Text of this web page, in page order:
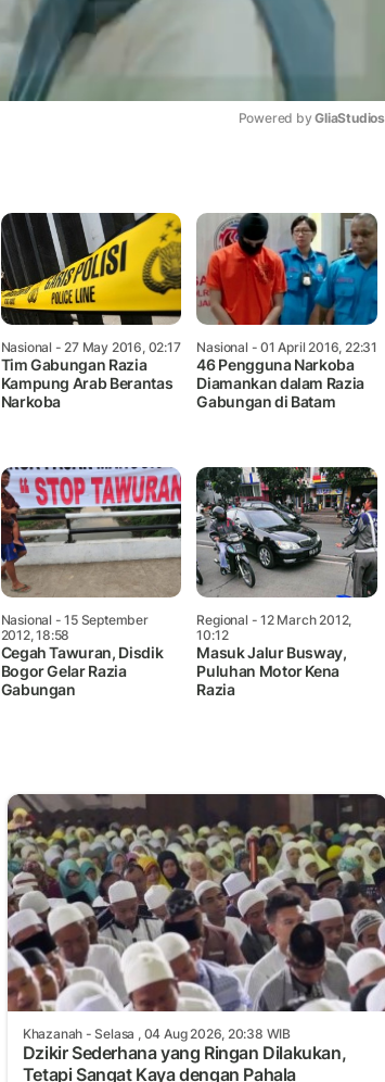
Powered by GliaStudios
Nasional - 27 May 2016, 02:17
Tim Gabungan Razia
Kampung Arab Berantas
Narkoba
Nasional - 01 April 2016, 22:31
46 Pengguna Narkoba
Diamankan dalam Razia
Gabungan di Batam
Nasional - 15 September
2012, 18:58
Cegah Tawuran, Disdik
Bogor Gelar Razia
Gabungan
Regional - 12 March 2012,
10:12
Masuk Jalur Busway,
Puluhan Motor Kena
Razia
Khazanah - Selasa , 04 Aug 2026, 20:38 WIB
Dzikir Sederhana yang Ringan Dilakukan,
Tetapi Sangat Kaya dengan Pahala